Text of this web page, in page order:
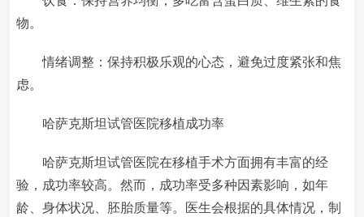
物。
情绪调整：保持积极乐观的心态，避免过度紧张和焦
虑。
哈萨克斯坦试管医院移植成功率
哈萨克斯坦试管医院在移植手术方面拥有丰富的经
验，成功率较高。然而，成功率受多种因素影响，如年
龄、身体状况、胚胎质量等。医生会根据的具体情况，制